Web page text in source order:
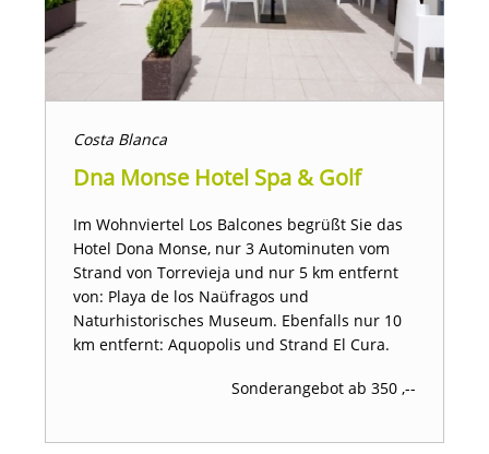
Costa Blanca
Dna Monse Hotel Spa & Golf
Im Wohnviertel Los Balcones begrüßt Sie das
Hotel Dona Monse, nur 3 Autominuten vom
Strand von Torrevieja und nur 5 km entfernt
von: Playa de los Naüfragos und
Naturhistorisches Museum. Ebenfalls nur 10
km entfernt: Aquopolis und Strand El Cura.
Sonderangebot ab 350 ,--